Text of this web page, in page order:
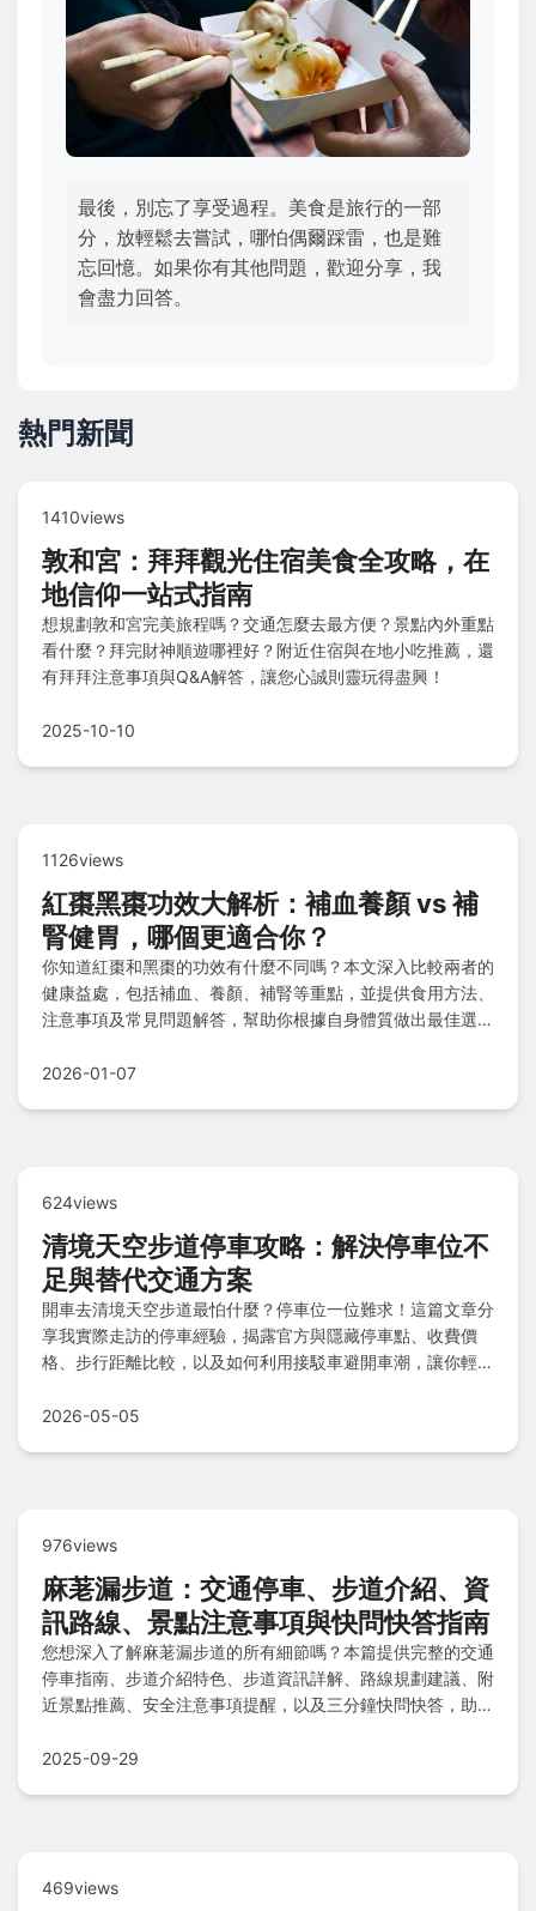
最後，別忘了享受過程。美食是旅行的一部
分，放輕鬆去嘗試，哪怕偶爾踩雷，也是難
忘回憶。如果你有其他問題，歡迎分享，我
會盡力回答。
熱門新聞
1410views
敦和宮：拜拜觀光住宿美食全攻略，在
地信仰一站式指南
想規劃敦和宮完美旅程嗎？交通怎麼去最方便？景點內外重點
看什麼？拜完財神順遊哪裡好？附近住宿與在地小吃推薦，還
有拜拜注意事項與Q&A解答，讓您心誠則靈玩得盡興！
2025-10-10
1126views
紅棗黑棗功效大解析：補血養顏 vs 補
腎健胃，哪個更適合你？
你知道紅棗和黑棗的功效有什麼不同嗎？本文深入比較兩者的
健康益處，包括補血、養顏、補腎等重點，並提供食用方法、
注意事項及常見問題解答，幫助你根據自身體質做出最佳選
2026-01-07
624views
清境天空步道停車攻略：解決停車位不
足與替代交通方案
開車去清境天空步道最怕什麼？停車位一位難求！這篇文章分
享我實際走訪的停車經驗，揭露官方與隱藏停車點、收費價
格、步行距離比較，以及如何利用接駁車避開車潮，讓你輕鬆
2026-05-05
976views
麻荖漏步道：交通停車、步道介紹、資
訊路線、景點注意事項與快問快答指南
您想深入了解麻荖漏步道的所有細節嗎？本篇提供完整的交通
停車指南、步道介紹特色、步道資訊詳解、路線規劃建議、附
近景點推薦、安全注意事項提醒，以及三分鐘快問快答，助您
2025-09-29
469views